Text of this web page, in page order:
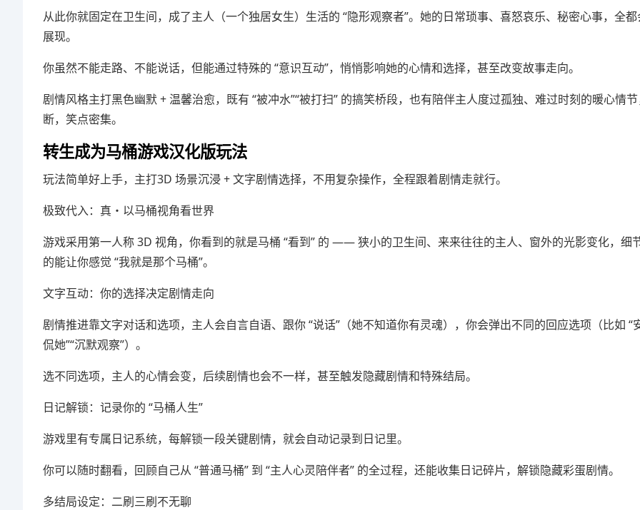
从此你就固定在卫生间，成了主人（一个独居女生）生活的 “隐形观察者”。她的日常琐事、喜怒哀乐、秘密心事，全
展现。
你虽然不能走路、不能说话，但能通过特殊的 “意识互动”，悄悄影响她的心情和选择，甚至改变故事走向。
剧情风格主打黑色幽默 + 温馨治愈，既有 “被冲水”“被打扫” 的搞笑桥段，也有陪伴主人度过孤独、难过时刻的暖心情
断，笑点密集。
转生成为马桶游戏汉化版玩法
玩法简单好上手，主打3D 场景沉浸 + 文字剧情选择，不用复杂操作，全程跟着剧情走就行。
极致代入：真・以马桶视角看世界
游戏采用第一人称 3D 视角，你看到的就是马桶 “看到” 的 —— 狭小的卫生间、来来往往的主人、窗外的光影变化，细
的能让你感觉 “我就是那个马桶”。
文字互动：你的选择决定剧情走向
剧情推进靠文字对话和选项，主人会自言自语、跟你 “说话”（她不知道你有灵魂），你会弹出不同的回应选项（比如 “
侃她”“沉默观察”）。
选不同选项，主人的心情会变，后续剧情也会不一样，甚至触发隐藏剧情和特殊结局。
日记解锁：记录你的 “马桶人生”
游戏里有专属日记系统，每解锁一段关键剧情，就会自动记录到日记里。
你可以随时翻看，回顾自己从 “普通马桶” 到 “主人心灵陪伴者” 的全过程，还能收集日记碎片，解锁隐藏彩蛋剧情。
多结局设定：二刷三刷不无聊